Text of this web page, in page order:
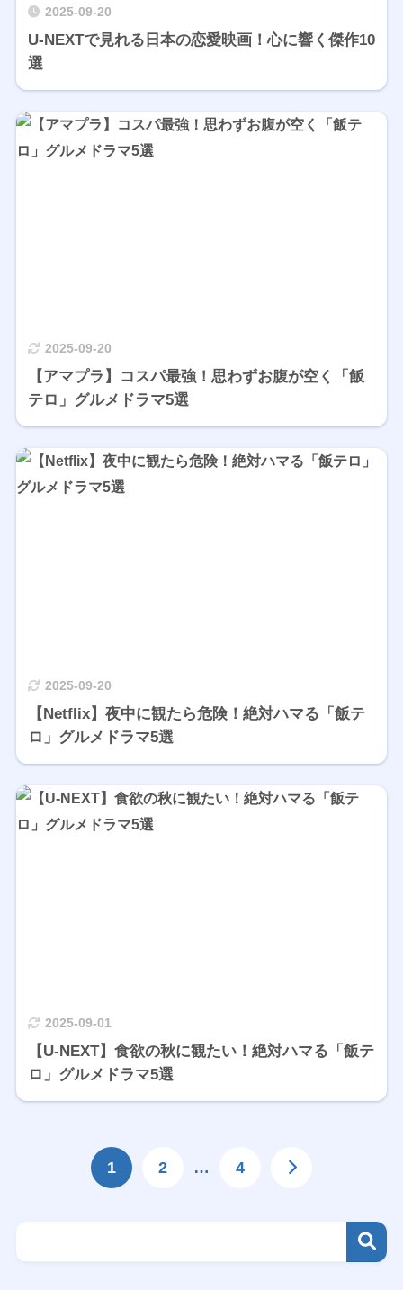
2025-09-20
U-NEXTで見れる日本の恋愛映画！心に響く傑作10
選
2025-09-20
【アマプラ】コスパ最強！思わずお腹が空く「飯
テロ」グルメドラマ5選
2025-09-20
【Netflix】夜中に観たら危険！絶対ハマる「飯テ
ロ」グルメドラマ5選
2025-09-01
【U-NEXT】食欲の秋に観たい！絶対ハマる「飯テ
ロ」グルメドラマ5選
1 2 … 4